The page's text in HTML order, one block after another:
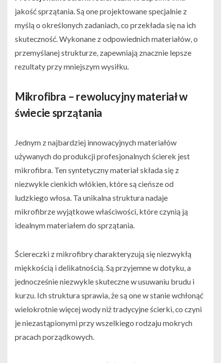
jakość sprzątania. Są one projektowane specjalnie z
myślą o określonych zadaniach, co przekłada się na ich
skuteczność. Wykonane z odpowiednich materiałów, o
przemyślanej strukturze, zapewniają znacznie lepsze
rezultaty przy mniejszym wysiłku.
Mikrofibra – rewolucyjny materiał w
świecie sprzątania
Jednym z najbardziej innowacyjnych materiałów
używanych do produkcji profesjonalnych ścierek jest
mikrofibra. Ten syntetyczny materiał składa się z
niezwykle cienkich włókien, które są cieńsze od
ludzkiego włosa. Ta unikalna struktura nadaje
mikrofibrze wyjątkowe właściwości, które czynią ją
idealnym materiałem do sprzątania.
Ściereczki z mikrofibry charakteryzują się niezwykłą
miękkością i delikatnością. Są przyjemne w dotyku, a
jednocześnie niezwykle skuteczne w usuwaniu brudu i
kurzu. Ich struktura sprawia, że są one w stanie wchłonąć
wielokrotnie więcej wody niż tradycyjne ścierki, co czyni
je niezastąpionymi przy wszelkiego rodzaju mokrych
pracach porządkowych.